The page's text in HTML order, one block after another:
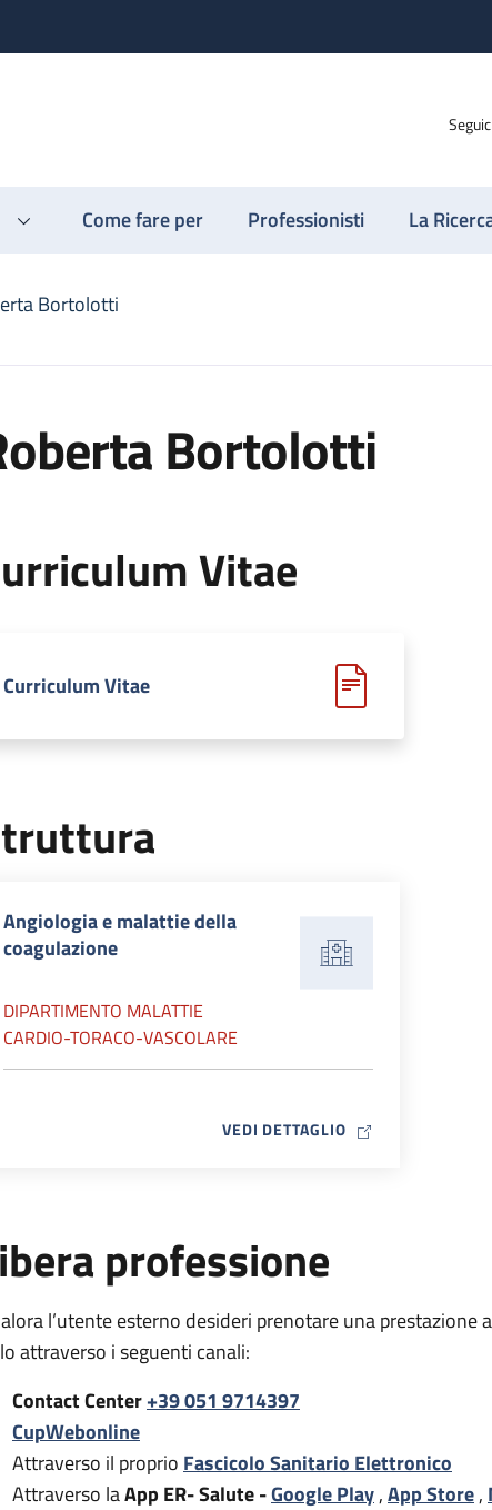
Seguici
Come fare per Professionisti La
Bortolotti
Bortolotti
Vitae
Curriculum Vitae
Angiologia e malattie della
coagulazione
DIPARTIMENTO MALATTIE
CARDIO-TORACO-VASCOLARE
VEDI DETTAGLIOMAP ICON
professione
l’utente esterno desideri prenotare una
attraverso i seguenti canali:
Contact Center+39 051 9714397
CupWebonline
Attraverso il proprio Fascicolo Sanitario Elettronico
Attraverso laApp ER- Salute -Google Play,App Store,